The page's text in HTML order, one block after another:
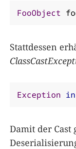
FooObject
Stattdessen
Exception in
Damit der Cast